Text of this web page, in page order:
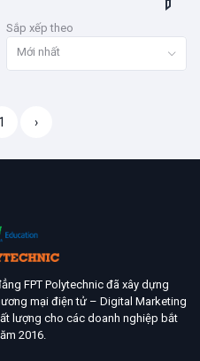
Sắp xếp theo
Mới nhất
1 ›
FPT Polytechnic đã xây dựng
mại điện tử – Digital Marketing
lượng cho các doanh nghiệp bắt
2016.